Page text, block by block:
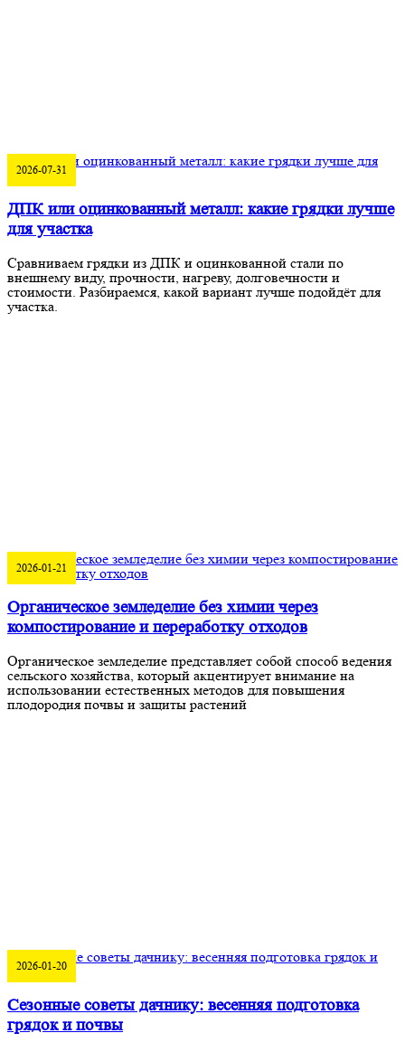
ДПК или оцинкованный металл: какие грядки лучше
для участка
2026-07-31
Сравниваем грядки из ДПК и оцинкованной стали по
внешнему виду, прочности, нагреву, долговечности и
стоимости. Разбираемся, какой вариант лучше подойдёт для
участка.
Органическое земледелие без химии через
компостирование и переработку отходов
2026-01-21
Органическое земледелие представляет собой способ ведения
сельского хозяйства, который акцентирует внимание на
использовании естественных методов для повышения
плодородия почвы и защиты растений
Сезонные советы дачнику: весенняя подготовка
грядок и почвы
2026-01-20